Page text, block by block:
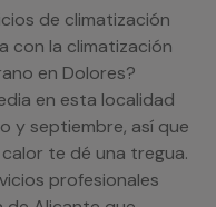
de climatización
con la climatización
en Dolores?
en esta localidad
y septiembre, así que
te dé una tregua.
profesionales